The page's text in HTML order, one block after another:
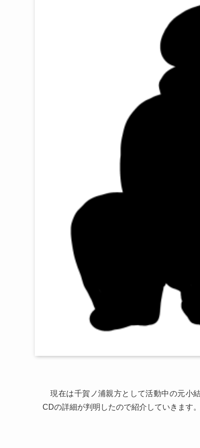
現在は千賀ノ浦親方として活動中の元小
CDの詳細が判明したので紹介していきます